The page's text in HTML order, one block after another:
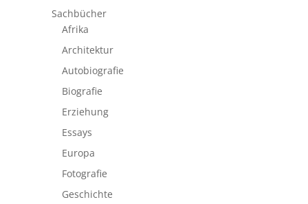
Sachbücher
Afrika
Architektur
Autobiografie
Biografie
Erziehung
Essays
Europa
Fotografie
Geschichte